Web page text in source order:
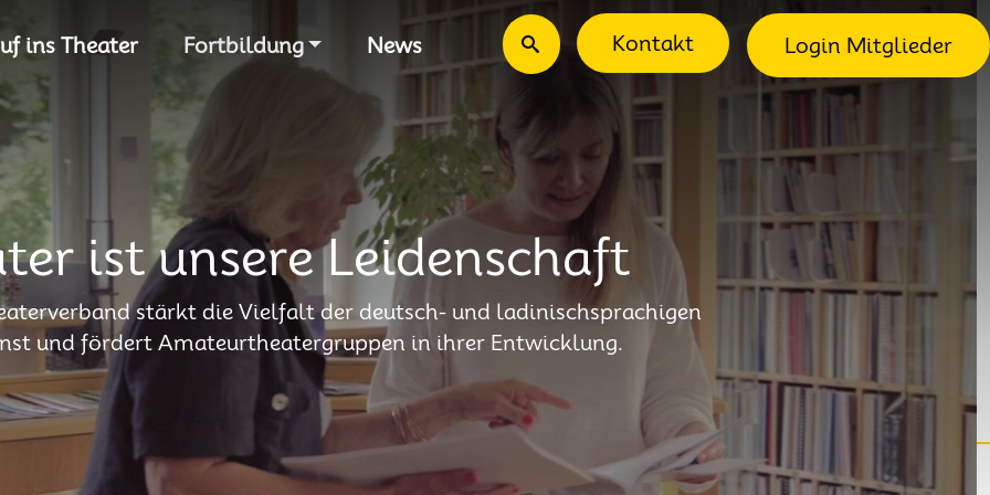
ist unsere Leidenschaft
stärkt die Vielfalt der deutsch- und ladinischsprachigen
und fördert Amateurtheatergruppen in ihrer Entwicklung.
ins Theater Fortbildung News
Suche
Kontakt Login Mitglieder